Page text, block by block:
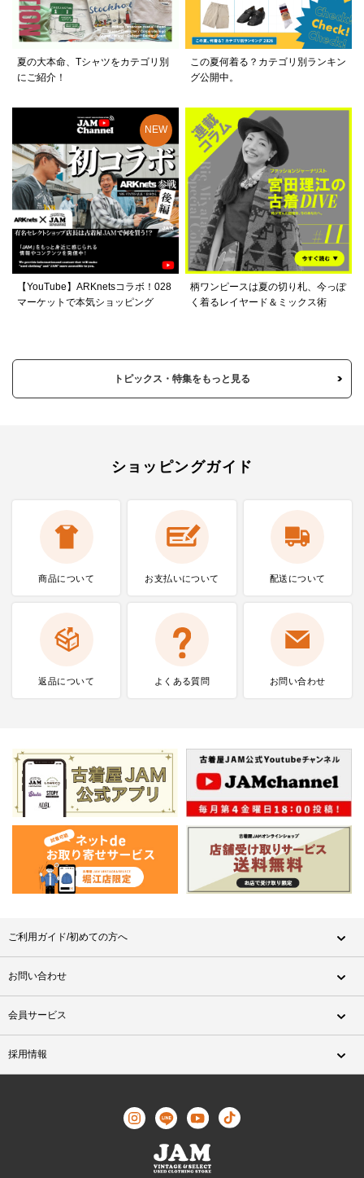
夏の大本命、Tシャツをカテゴリ別
にご紹介！
この夏何着る？カテゴリ別ランキン
グ公開中。
【YouTube】ARKnetsコラボ！028
マーケットで本気ショッピング
柄ワンピースは夏の切り札、今っぽ
く着るレイヤード＆ミックス術
トピックス・特集をもっと見る
ショッピングガイド
商品について お支払いについて 配送について
返品について よくある質問 お問い合わせ
ご利用ガイド/初めての方へ
お問い合わせ
会員サービス
採用情報